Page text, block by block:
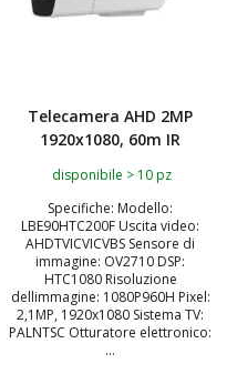
Telecamera AHD 2MP
1920x1080, 60m IR
disponibile > 10 pz
Specifiche: Modello:
LBE90HTC200F Uscita video:
AHDTVICVICVBS Sensore di
immagine: OV2710 DSP:
HTC1080 Risoluzione
dellimmagine: 1080P960H Pixel:
2,1MP, 1920x1080 Sistema TV:
PALNTSC Otturatore elettronico:
...